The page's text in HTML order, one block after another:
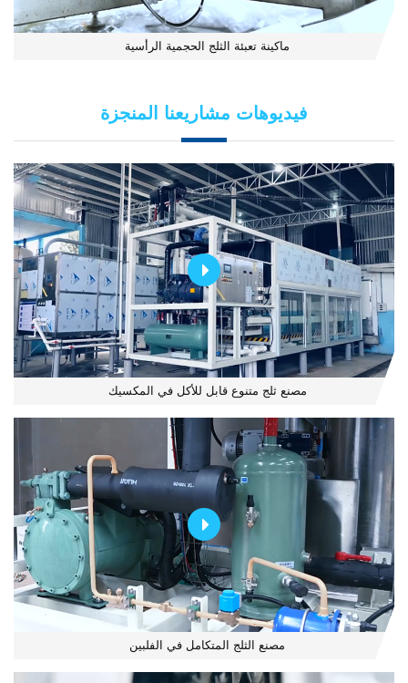
ماكينة تعبئة الثلج الحجمية الرأسية
فيديوهات مشاريعنا المنجزة
مصنع ثلج متنوع قابل للأكل في المكسيك
مصنع الثلج المتكامل في الفلبين